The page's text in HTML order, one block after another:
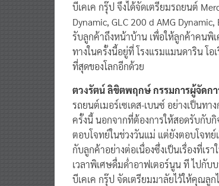
บีเคเค กรุ๊ป จึงได้จัดเตรียมรถยนต์
Dynamic, GLC 200 d AMG
รับลูกค้าถึงหน้าบ้าน เพื่อให้ลูกค้าคนพิ
ทางในครั้งนี้อยู่ที่ โรงแรมแมนดาริน โอ
ที่สุดของโลกอีกด้วย
ตวงรัตน์ ลิขิตพฤกษ์ กรรมการผู้จัดกา
รถยนต์เมอร์เซเดส-เบนซ์ อย่างเป็นทา
ครั้งนี้ นอกจากที่ต้องการให้สอดรับกับกิ
ตอบโจทย์ในช่วงวันแม่ แต่ยังตอบโจทย์
กับลูกค้าอย่างต่อเนื่องซึ่งเป็นเรื่องที่เ
เวลาพิเศษดื่มด่ำอาฟเตอร์นูน ที ไปกับ
บีเคเค กรุ๊ป จัดเตรียมมาลัยไว้ให้คุณ